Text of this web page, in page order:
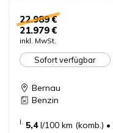
22.989 €
21.979 €
inkl. MwSt.
Sofort verfügbar
Bernau
Benzin
I. 5,4 l/100 km (komb.) •